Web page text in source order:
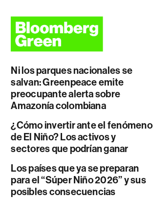
Ni los parques nacionales se
salvan: Greenpeace emite
preocupante alerta sobre
Amazonía colombiana
¿Cómo invertir ante el fenómeno
de El Niño? Los activos y
sectores que podrían ganar
Los países que ya se preparan
para el “Súper Niño 2026” y sus
posibles consecuencias